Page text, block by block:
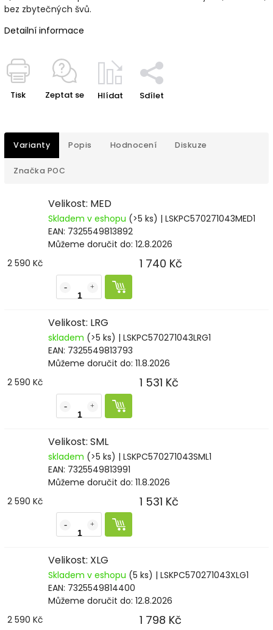
bez zbytečných švů.
Detailní informace
Tisk Zeptat se Hlídat Sdílet
Varianty Popis Hodnocení Diskuze
Značka POC
Velikost: MED
Skladem v eshopu (>5 ks) | LSKPC570271043MED1
EAN: 7325549813892
Můžeme doručit do: 12.8.2026
2 590 Kč
1 740 Kč
Velikost: LRG
skladem (>5 ks) | LSKPC570271043LRG1
EAN: 7325549813793
Můžeme doručit do: 11.8.2026
2 590 Kč
1 531 Kč
Velikost: SML
skladem (>5 ks) | LSKPC570271043SML1
EAN: 7325549813991
Můžeme doručit do: 11.8.2026
2 590 Kč
1 531 Kč
Velikost: XLG
Skladem v eshopu (5 ks) | LSKPC570271043XLG1
EAN: 7325549814400
Můžeme doručit do: 12.8.2026
2 590 Kč
1 798 Kč